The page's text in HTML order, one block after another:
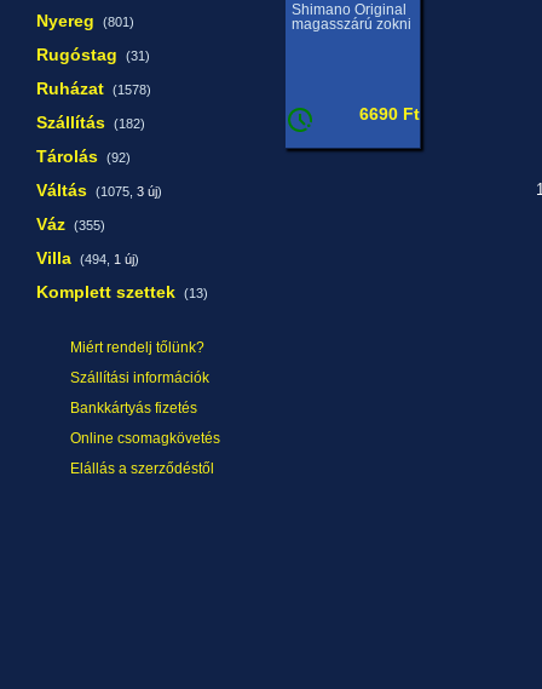
Nyereg (801)
Rugóstag (31)
Ruházat (1578)
Szállítás (182)
Tárolás (92)
Váltás (1075, 3 új)
Váz (355)
Villa (494, 1 új)
Komplett szettek (13)
Miért rendelj tőlünk?
Szállítási információk
Bankkártyás fizetés
Online csomagkövetés
Elállás a szerződéstől
Shimano Original
magasszárú zokni
6690 Ft